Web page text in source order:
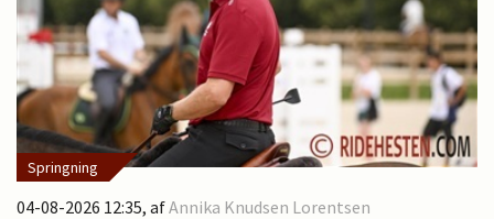
Springning
04-08-2026 12:35, afAnnika Knudsen Lorentsen